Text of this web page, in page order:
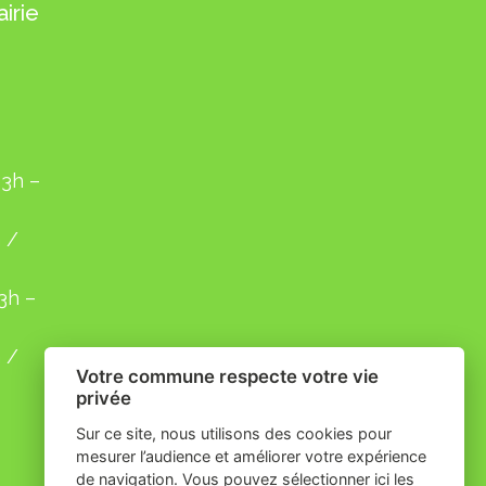
–
/
–
/
Votre commune respecte votre vie
privée
Sur ce site, nous utilisons des cookies pour
mesurer l’audience et améliorer votre expérience
de navigation. Vous pouvez sélectionner ici les